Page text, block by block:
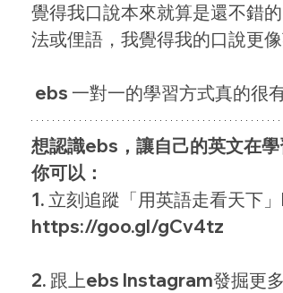
覺得我口說本來就算是還不錯
法或俚語，我覺得我的口說更
ebs 一對一的學習方式真的很
想認識ebs，讓自己的英文在
你可以：
1. 立刻追蹤「用英語走看天下
https://goo.gl/gCv4tz
2. 跟上ebs Instagram發掘更